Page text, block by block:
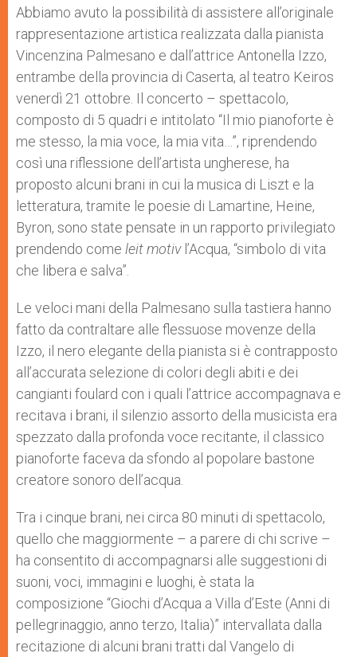
Abbiamo avuto la possibilità di assistere all’originale
rappresentazione artistica realizzata dalla pianista
Vincenzina Palmesano e dall’attrice Antonella Izzo,
entrambe della provincia di Caserta, al teatro Keiros
venerdì 21 ottobre. Il concerto – spettacolo,
composto di 5 quadri e intitolato “Il mio pianoforte è
me stesso, la mia voce, la mia vita…”, riprendendo
così una riflessione dell’artista ungherese, ha
proposto alcuni brani in cui la musica di Liszt e la
letteratura, tramite le poesie di Lamartine, Heine,
Byron, sono state pensate in un rapporto privilegiato
prendendo come leit motivl’Acqua, “simbolo di vita
che libera e salva”.
Le veloci mani della Palmesano sulla tastiera hanno
fatto da contraltare alle flessuose movenze della
Izzo, il nero elegante della pianista si è contrapposto
all’accurata selezione di colori degli abiti e dei
cangianti foulard con i quali l’attrice accompagnava e
recitava i brani, il silenzio assorto della musicista era
spezzato dalla profonda voce recitante, il classico
pianoforte faceva da sfondo al popolare bastone
creatore sonoro dell’acqua.
Tra i cinque brani, nei circa 80 minuti di spettacolo,
quello che maggiormente – a parere di chi scrive –
ha consentito di accompagnarsi alle suggestioni di
suoni, voci, immagini e luoghi, è stata la
composizione “Giochi d’Acqua a Villa d’Este (Anni di
pellegrinaggio, anno terzo, Italia)” intervallata dalla
recitazione di alcuni brani tratti dal Vangelo di